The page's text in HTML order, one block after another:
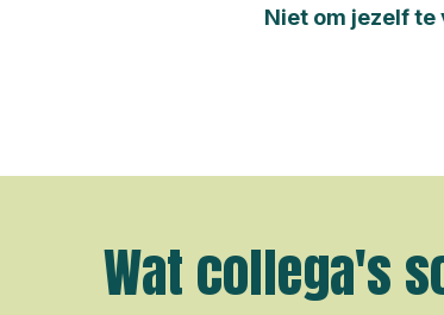
Niet om jezelf te
Wat collega's